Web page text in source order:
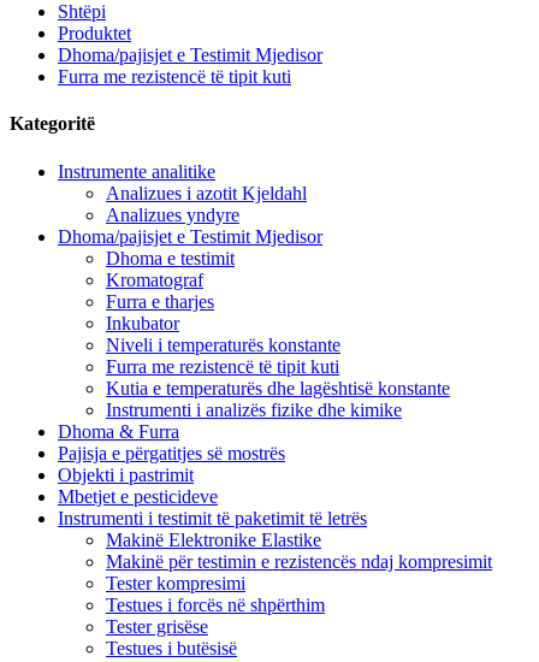
Shtëpi
Produktet
Dhoma/pajisjet e Testimit Mjedisor
Furra me rezistencë të tipit kuti
Kategoritë
Instrumente analitike
Analizues i azotit Kjeldahl
Analizues yndyre
Dhoma/pajisjet e Testimit Mjedisor
Dhoma e testimit
Kromatograf
Furra e tharjes
Inkubator
Niveli i temperaturës konstante
Furra me rezistencë të tipit kuti
Kutia e temperaturës dhe lagështisë konstante
Instrumenti i analizës fizike dhe kimike
Dhoma & Furra
Pajisja e përgatitjes së mostrës
Objekti i pastrimit
Mbetjet e pesticideve
Instrumenti i testimit të paketimit të letrës
Makinë Elektronike Elastike
Makinë për testimin e rezistencës ndaj kompresimit
Tester kompresimi
Testues i forcës në shpërthim
Tester grisëse
Testues i butësisë